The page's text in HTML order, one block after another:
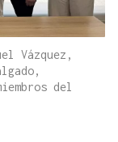
Vázquez,
del